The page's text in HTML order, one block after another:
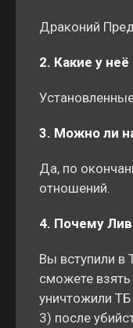
Драконий
2. Какие у
3. Можно ли
Да, по
отношений.
4. Почему
Вы вступили в
сможете взять
уничтожили ТБ
3) после